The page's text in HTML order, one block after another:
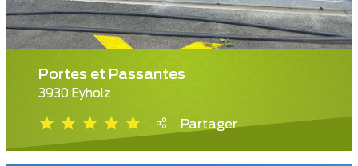
Portes et Passantes
3930 Eyholz
Partager